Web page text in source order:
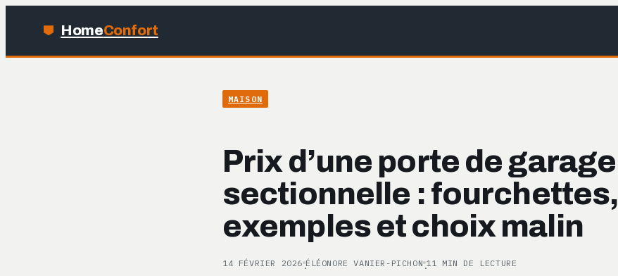
HomeConfort
MAISON
Prix d’une porte de garage
sectionnelle : fourchettes,
exemples et choix malin
14 FÉVRIER 2026 ·ÉLÉONORE VANIER-PICHON·11 MIN DE LECTURE